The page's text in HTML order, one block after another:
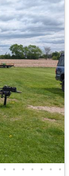
• • • • • • •